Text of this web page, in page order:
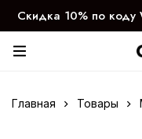
Скидка 10% по коду
Главная Товары